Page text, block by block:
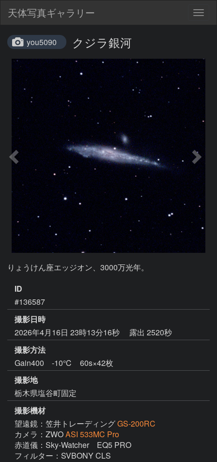
天体写真ギャラリー
you5090 クジラ銀河
りょうけん座エッジオン、3000万光年。
ID
#136587
撮影日時
2026年4月16日 23時13分16秒
露出 2520秒
撮影方法
Gain400 -10℃ 60s×42枚
撮影地
栃木県塩谷町固定
撮影機材
望遠鏡：笠井トレーディングGS-200RC
カメラ：ZWOASI 533MC Pro
赤道儀：Sky-Watcher　EQ5 PRO
フィルター：SVBONY CLS